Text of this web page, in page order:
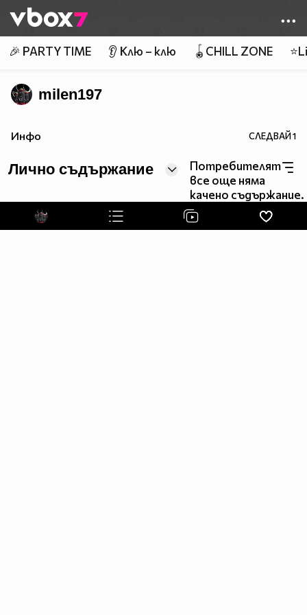
👾
🎉 PARTY TIME 👂 Клю – клю 🪀CHILL ZONE
milen197
Инфо СЛЕДВАЙ1
Лично съдържание
Потребителят
все още няма
качено съдържание.